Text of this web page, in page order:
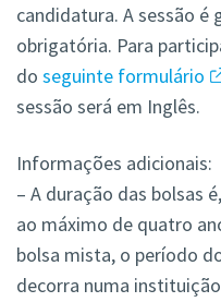
candidatura. A sessão
obrigatória. Para
do seguinte formulário
sessão será em Inglês.
Informações adicionais:
– A duração das bolsas
ao máximo de quatro
bolsa mista, o período
decorra numa